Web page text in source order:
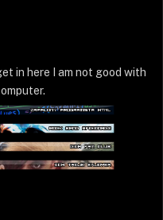
in here I am not good with